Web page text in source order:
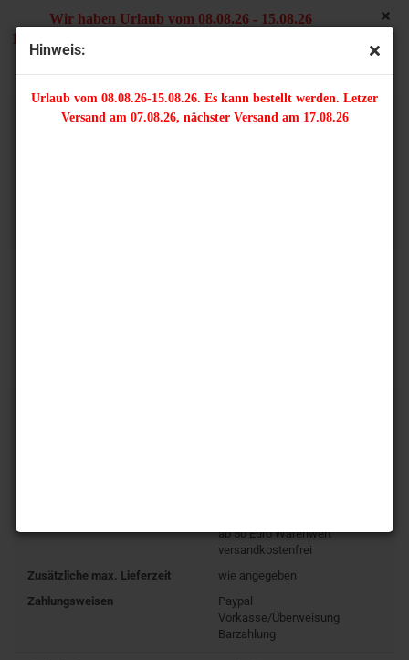
Hinweis:
Urlaub vom 08.08.26-15.08.26. Es kann bestellt werden. Letzer
Versand am 07.08.26, nächster Versand am 17.08.26
Wir haben Urlaub vom 08.08.26 - 15.08.26
Es kann bestellt werden. Letzter Versand am 07.08.26,
Lieferland
Belgien
ab 50 Euro Warenwert
versandkostenfrei
Zusätzliche max. Lieferzeit
wie angegeben
Zahlungsweisen
Paypal
Vorkasse/Überweisung
Barzahlung